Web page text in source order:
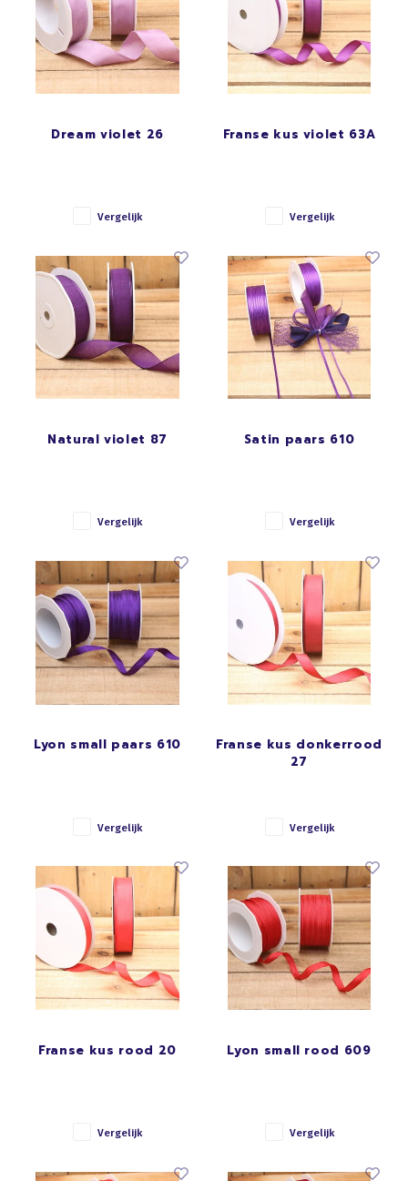
Dream violet 26
Vergelijk
Franse kus violet 63A
Vergelijk
Natural violet 87
Vergelijk
Satin paars 610
Vergelijk
Lyon small paars 610
Vergelijk
Franse kus donkerrood
27
Vergelijk
Franse kus rood 20
Vergelijk
Lyon small rood 609
Vergelijk